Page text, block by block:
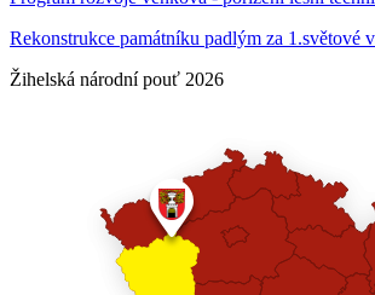
Rekonstrukce památníku padlým za 1.světové
Žihelská národní pouť 2026